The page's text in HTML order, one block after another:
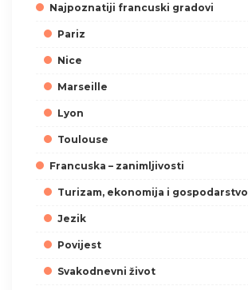
Najpoznatiji francuski gradovi
Pariz
Nice
Marseille
Lyon
Toulouse
Francuska – zanimljivosti
Turizam, ekonomija i gospodarstvo
Jezik
Povijest
Svakodnevni život